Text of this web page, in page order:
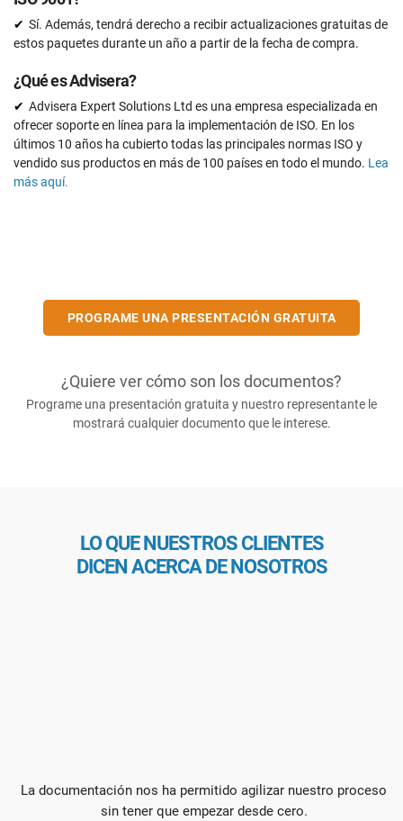
Sí. Además, tendrá derecho a recibir actualizaciones gratuitas de
estos paquetes durante un año a partir de la fecha de compra.
¿Qué es Advisera?
Advisera Expert Solutions Ltd es una empresa especializada en
ofrecer soporte en línea para la implementación de ISO. En los
últimos 10 años ha cubierto todas las principales normas ISO y
vendido sus productos en más de 100 países en todo el mundo. Lea
más aquí.
PROGRAME UNA PRESENTACIÓN GRATUITA
¿Quiere ver cómo son los documentos?
Programe una presentación gratuita y nuestro representante le
mostrará cualquier documento que le interese.
LO QUE NUESTROS CLIENTES
DICEN ACERCA DE NOSOTROS
La documentación nos ha permitido agilizar nuestro proceso
sin tener que empezar desde cero.